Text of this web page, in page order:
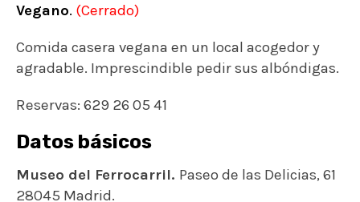
Vegano. (Cerrado)
Comida casera vegana en un local acogedor y
agradable. Imprescindible pedir sus albóndigas.
Reservas: 629 26 05 41
Datos básicos
Museo del Ferrocarril. Paseo de las Delicias, 61
28045 Madrid.